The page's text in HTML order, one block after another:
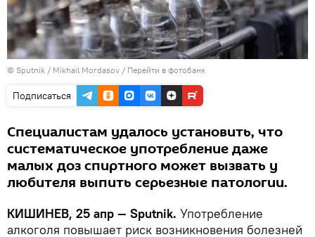
© Sputnik / Mikhail Mordasov / Перейти в фотобанк
Подписаться
Специалистам удалось установить, что
систематическое употребление даже
малых доз спиртного может вызвать у
любителя выпить серьезные патологии.
КИШИНЕВ, 25 апр — Sputnik. Употребление
алкоголя повышает риск возникновения болезней